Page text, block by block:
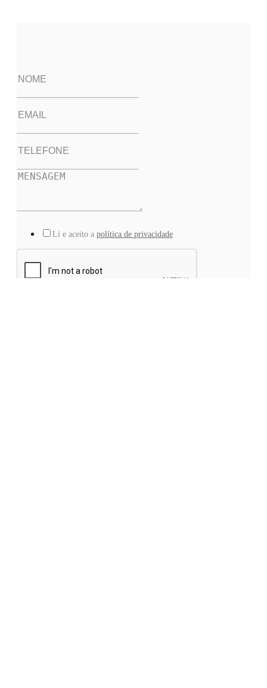
Li e aceito a política de privacidade